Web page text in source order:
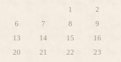
1
2
6 7 8
9
13 14 15
16
20 21 22
23